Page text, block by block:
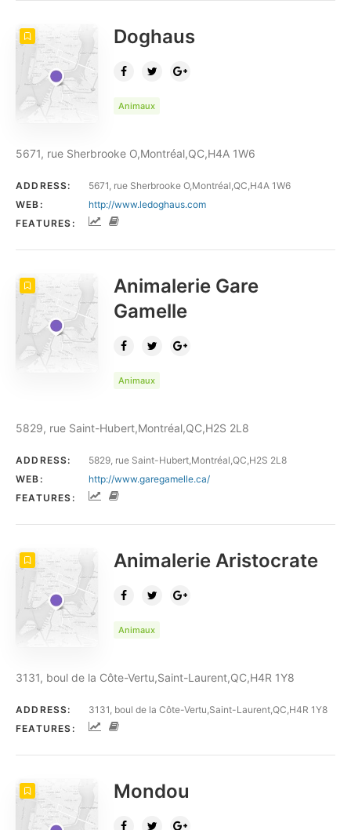
Doghaus
Animaux
5671, rue Sherbrooke O,Montréal,QC,H4A 1W6
ADDRESS:
5671, rue Sherbrooke O,Montréal,QC,H4A 1W6
WEB:
http://www.ledoghaus.com
FEATURES:
Animalerie Gare
Gamelle
Animaux
5829, rue Saint-Hubert,Montréal,QC,H2S 2L8
ADDRESS:
5829, rue Saint-Hubert,Montréal,QC,H2S 2L8
WEB:
http://www.garegamelle.ca/
FEATURES:
Animalerie Aristocrate
Animaux
3131, boul de la Côte-Vertu,Saint-Laurent,QC,H4R 1Y8
ADDRESS:
3131, boul de la Côte-Vertu,Saint-Laurent,QC,H4R 1Y8
FEATURES:
Mondou